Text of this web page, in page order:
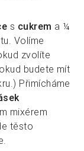
s cukrem a ¼
Volíme
zvolíte
budete mít
Přimícháme
mixérem
těsto